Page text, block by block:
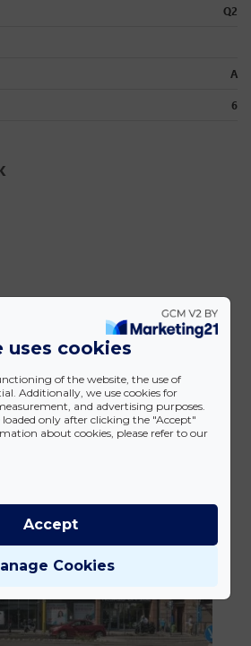
Q2
A
6
uses cookies
of the website, the use of
Additionally, we use cookies for
and advertising purposes.
loaded only after clicking the "Accept"
about cookies, please refer to our
Cookies
Accept